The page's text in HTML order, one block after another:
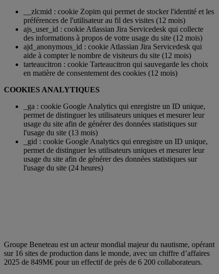
__zlcmid : cookie Zopim qui permet de stocker l'identité et les
préférences de l'utilisateur au fil des visites (12 mois)
ajs_user_id : cookie Atlassian Jira Servicedesk qui collecte
des informations à propos de votre usage du site (12 mois)
ajd_anonymous_id : cookie Atlassian Jira Servicedesk qui
aide à compter le nombre de visiteurs du site (12 mois)
tarteaucitron : cookie Tarteaucitron qui sauvegarde les choix
en matière de consentement des cookies (12 mois)
COOKIES ANALYTIQUES
_ga : cookie Google Analytics qui enregistre un ID unique,
permet de distinguer les utilisateurs uniques et mesurer leur
usage du site afin de générer des données statistiques sur
l'usage du site (13 mois)
_gid : cookie Google Analytics qui enregistre un ID unique,
permet de distinguer les utilisateurs uniques et mesurer leur
usage du site afin de générer des données statistiques sur
l'usage du site (24 heures)
Groupe Beneteau est un acteur mondial majeur du nautisme, opérant
sur 16 sites de production dans le monde, avec un chiffre d’affaires
2025 de 849M€ pour un effectif de près de 6 200 collaborateurs.